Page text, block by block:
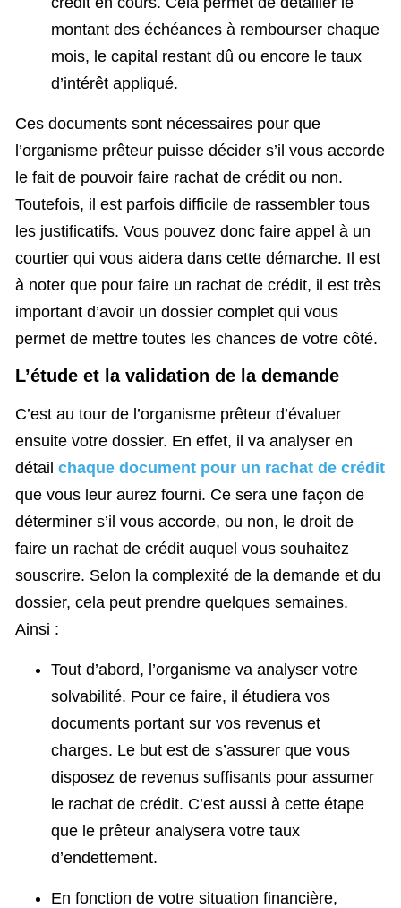
montant des échéances à rembourser chaque
mois, le capital restant dû ou encore le taux
d’intérêt appliqué.
Ces documents sont nécessaires pour que
l’organisme prêteur puisse décider s’il vous accorde
le fait de pouvoir faire rachat de crédit ou non.
Toutefois, il est parfois difficile de rassembler tous
les justificatifs. Vous pouvez donc faire appel à un
courtier qui vous aidera dans cette démarche. Il est
à noter que pour faire un rachat de crédit, il est très
important d’avoir un dossier complet qui vous
permet de mettre toutes les chances de votre côté.
L’étude et la validation de la demande
C’est au tour de l’organisme prêteur d’évaluer
ensuite votre dossier. En effet, il va analyser en
détail chaque document pour un rachat de crédit
que vous leur aurez fourni. Ce sera une façon de
déterminer s’il vous accorde, ou non, le droit de
faire un rachat de crédit auquel vous souhaitez
souscrire. Selon la complexité de la demande et du
dossier, cela peut prendre quelques semaines.
Ainsi :
Tout d’abord, l’organisme va analyser votre
solvabilité. Pour ce faire, il étudiera vos
documents portant sur vos revenus et
charges. Le but est de s’assurer que vous
disposez de revenus suffisants pour assumer
le rachat de crédit. C’est aussi à cette étape
que le prêteur analysera votre taux
d’endettement.
En fonction de votre situation financière,